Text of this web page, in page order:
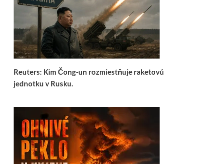
Reuters: Kim Čong-un rozmiestňuje raketovú
jednotku v Rusku.